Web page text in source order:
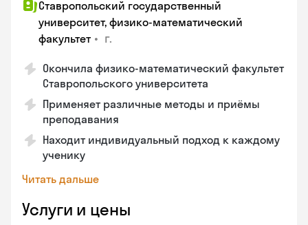
Ставропольский государственный
университет, физико-математический
факультет • г.
Окончила физико-математический факультет
Ставропольского университета
Применяет различные методы и приёмы
преподавания
Находит индивидуальный подход к каждому
ученику
Читать дальше
Услуги и цены